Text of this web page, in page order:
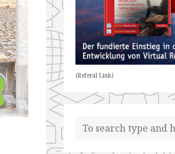
(Referal Link)